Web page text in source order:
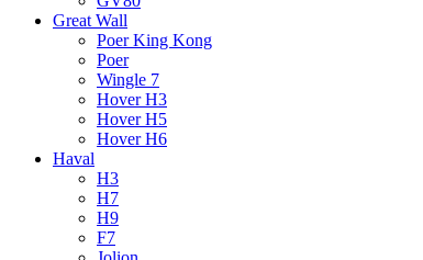
Great Wall
Poer King Kong
Poer
Wingle 7
Hover H3
Hover H5
Hover H6
Haval
H3
H7
H9
F7